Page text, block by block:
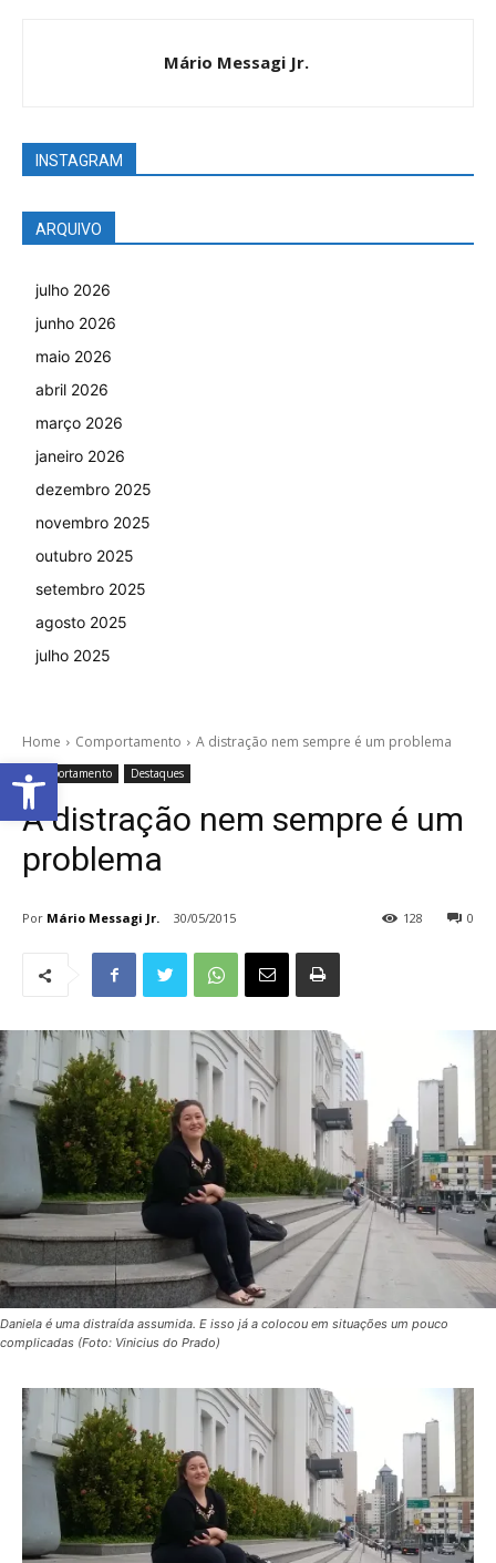
Mário Messagi Jr.
INSTAGRAM
ARQUIVO
julho 2026
junho 2026
maio 2026
abril 2026
março 2026
janeiro 2026
dezembro 2025
novembro 2025
outubro 2025
setembro 2025
agosto 2025
julho 2025